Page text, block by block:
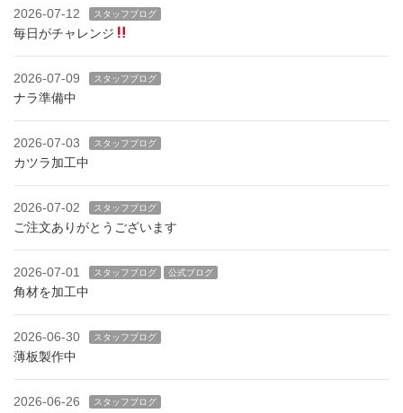
2026-07-12 スタッフブログ
毎日がチャレンジ
2026-07-09 スタッフブログ
ナラ準備中
2026-07-03 スタッフブログ
カツラ加工中
2026-07-02 スタッフブログ
ご注文ありがとうございます
2026-07-01 スタッフブログ 公式ブログ
角材を加工中
2026-06-30 スタッフブログ
薄板製作中
2026-06-26 スタッフブログ